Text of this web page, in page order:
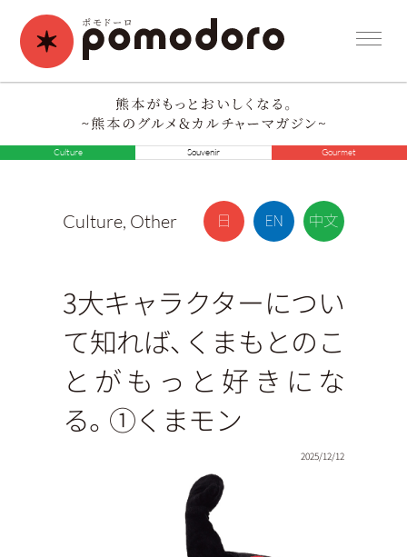
Culture Souvenir Gourmet
Culture, Other
3大キャラクターについ
て知れば、くまもとのこ
とがもっと好きにな
る。①くまモン
2025/12/12